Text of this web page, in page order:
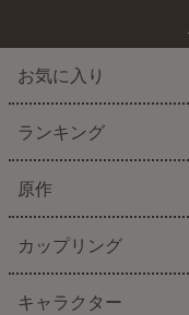
お気に入り
ランキング
原作
カップリング
キャラクター